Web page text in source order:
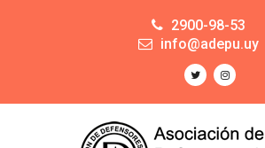
2900-98-53
info@adepu.uy